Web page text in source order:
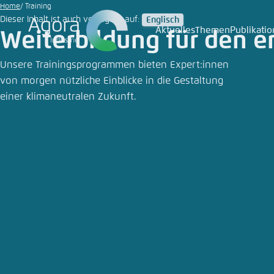
Zum
Hauptinhalt
gehen
AktuellesThemen
Home Training
Dieser Inhalt ist auch verfügbar auf: Englisch
Training
Weiterbildung für den
Unsere Trainingsprogrammen bieten Expert:innen
von morgen nützliche Einblicke in die Gestaltung
einer klimaneutralen Zukunft.
Rawpixel
|
Unsplash
Login
Melden
Agora
Diese
Wählen